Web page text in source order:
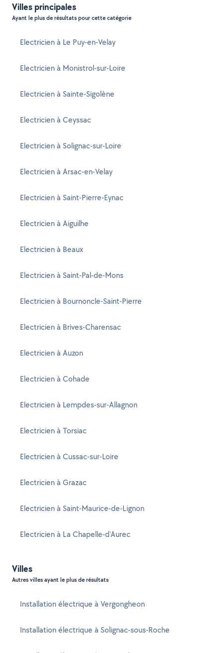
Villes principales
Ayant le plus de résultats pour cette catégorie
Electricien à Le Puy-en-Velay
Electricien à Monistrol-sur-Loire
Electricien à Sainte-Sigolène
Electricien à Ceyssac
Electricien à Solignac-sur-Loire
Electricien à Arsac-en-Velay
Electricien à Saint-Pierre-Eynac
Electricien à Aiguilhe
Electricien à Beaux
Electricien à Saint-Pal-de-Mons
Electricien à Bournoncle-Saint-Pierre
Electricien à Brives-Charensac
Electricien à Auzon
Electricien à Cohade
Electricien à Lempdes-sur-Allagnon
Electricien à Torsiac
Electricien à Cussac-sur-Loire
Electricien à Grazac
Electricien à Saint-Maurice-de-Lignon
Electricien à La Chapelle-d'Aurec
Villes
Autres villes ayant le plus de résultats
Installation électrique à Vergongheon
Installation électrique à Solignac-sous-Roche